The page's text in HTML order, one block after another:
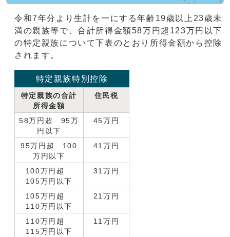
令和7年分より生計を一にする年齢19歳以上23歳未
満の親族等で、合計所得金額58万円超123万円以下
の特定親族について下表のとおり所得金額から控除
されます。
特定親族特別控除
特定親族の合計
所得金額
住民税
58万円超 95万
円以下
45万円
95万円超 100
万円以下
41万円
100万円超
105万円以下
31万円
105万円超
110万円以下
21万円
110万円超
115万円以下
11万円